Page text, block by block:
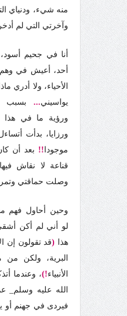
منه شيء، ودنياي
وآخرتي التي لم
أنا في جحيم
أحد، أعيش في
الأحياء، ولا أدري
يواسيني... بسبب
ورؤية ما في هذا
ورزايا، بدأت
موجودا !! بعد أن
قناعة لا نقاش
وصلت حماقتي
وحين أحاول فهم
لو أني لم أكن
هذا (قد تقولون إن
البرية، ولكن من
الأنبياء!)، وعندما
الله عليه وسلم_
فيردى في جهنم أو